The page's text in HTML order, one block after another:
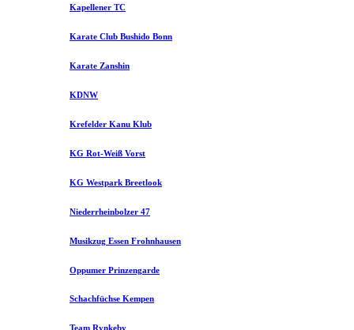
Kapellener TC
Karate Club Bushido Bonn
Karate Zanshin
KDNW
Krefelder Kanu Klub
KG Rot-Weiß Vorst
KG Westpark Breetlook
Niederrheinbolzer 47
Musikzug Essen Frohnhausen
Oppumer Prinzengarde
Schachfüchse Kempen
Team Rynkeby